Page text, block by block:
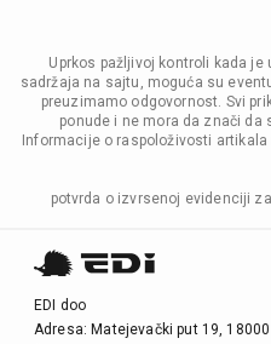
Uprkos pažljivoj kontroli kada
sadržaja na sajtu, moguća su
preuzimamo odgovornost. Svi
ponude i ne mora da znači da
Informacije o raspoloživosti
potvrda o izvrsenoj evidenciji
EDI doo
Adresa: Matejevački put 19,